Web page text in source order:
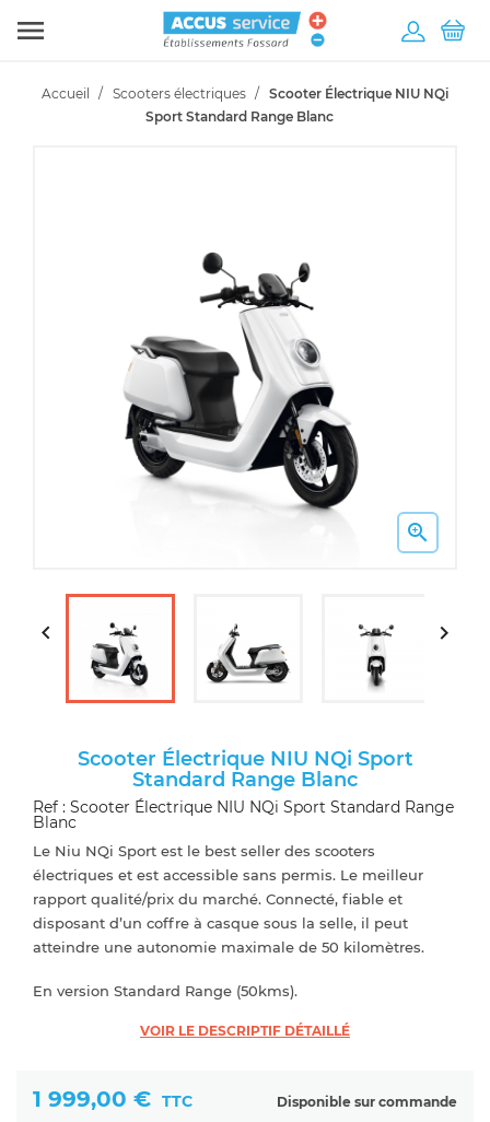

Accueil Scooters électriques
Scooter Électrique NIU NQi
Sport Standard Range Blanc

 
Scooter Électrique NIU NQi Sport
Standard Range Blanc
Ref : Scooter Électrique NIU NQi Sport Standard Range
Blanc
Le Niu NQi Sport est le best seller des scooters
électriques et est accessible sans permis. Le meilleur
rapport qualité/prix du marché. Connecté, fiable et
disposant d’un coffre à casque sous la selle, il peut
atteindre une autonomie maximale de 50 kilomètres.
En version Standard Range (50kms).
VOIR LE DESCRIPTIF DÉTAILLÉ
Disponible sur commande
1 999,00 € TTC